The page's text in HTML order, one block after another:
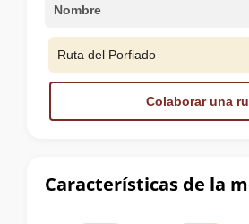
Características de la
Nombre
Ruta del Porfiado
Colaborar una